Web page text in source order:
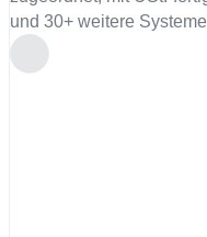
und 30+ weitere